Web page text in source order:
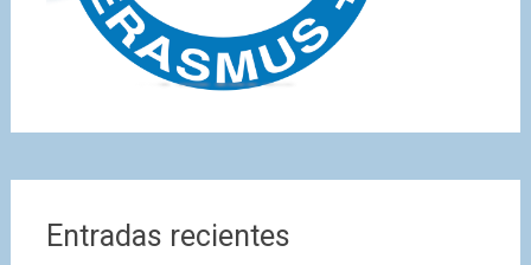
Entradas recientes